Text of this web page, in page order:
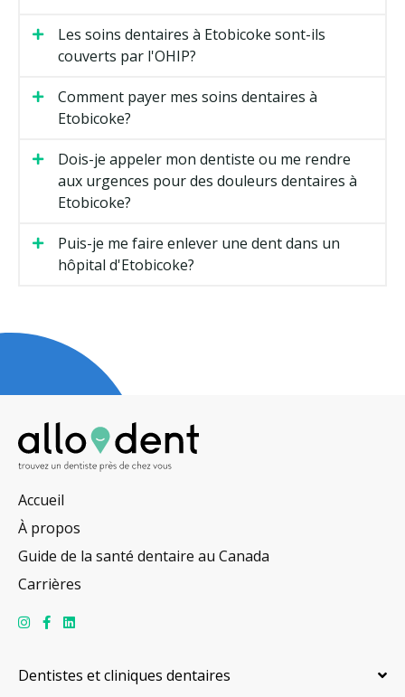
Les soins dentaires à Etobicoke sont-ils
couverts par l'OHIP?
Comment payer mes soins dentaires à
Etobicoke?
Dois-je appeler mon dentiste ou me rendre
aux urgences pour des douleurs dentaires à
Etobicoke?
Puis-je me faire enlever une dent dans un
hôpital d'Etobicoke?
Accueil
À propos
Guide de la santé dentaire au Canada
Carrières
Dentistes et cliniques dentaires